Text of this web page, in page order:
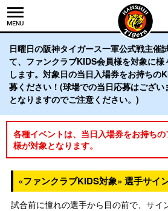
日曜日の阪神タイガース一軍公式戦主催
て、ファンクラブKIDS会員様を対象に
します。対象日の当日入場券をお持ちの
募ください！(球場での当日応募はござ
となりますのでご注意ください。)
各種イベントは、当日入場券をお持ち
様が対象となります。
«ファンクラブKIDS対象» 選手サイ
試合前に憧れの選手から目の前で、サイ